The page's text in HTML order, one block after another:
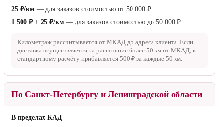
25 ₽/км — для заказов стоимостью от 50 000 ₽
1 500 ₽ + 25 ₽/км — для заказов стоимостью до 50 000 ₽
Километраж рассчитывается от МКАД до адреса клиента. Если
доставка осуществляется на расстояние более 50 км от МКАД, к
стандартному расчёту прибавляется 500 ₽ за каждые 50 км.
По Санкт-Петербургу и Ленинградской области
В пределах КАД